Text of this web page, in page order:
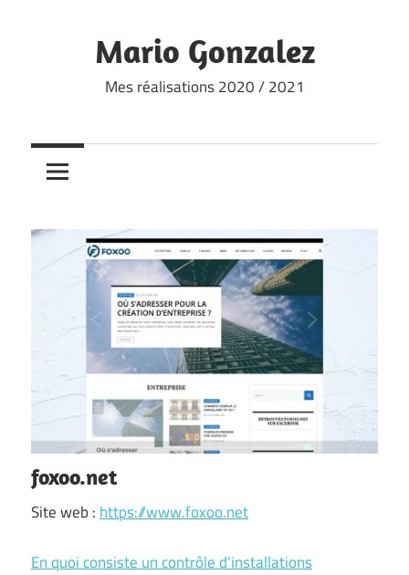
Mario Gonzalez
Mes réalisations 2020 / 2021
foxoo.net
Site web : https://www.foxoo.net
En quoi consiste un contrôle d’installations